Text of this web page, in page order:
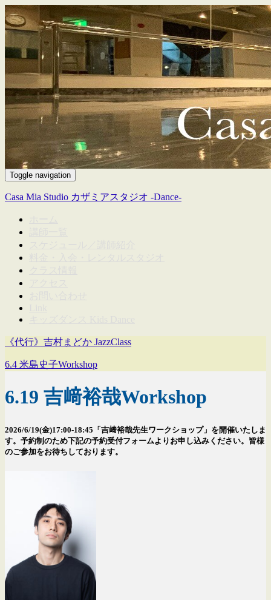
Toggle navigation
Casa Mia Studio カザミアスタジオ -Dance-
《代行》吉村まどか JazzClass
6.4 米島史子Workshop
6.19 吉﨑裕哉Workshop
2026/6/19(金)17:00-18:45「吉﨑裕哉先生ワークショップ」を開催いたしま
す。予約制のため下記の予約受付フォームよりお申し込みください。皆様
のご参加をお待ちしております。